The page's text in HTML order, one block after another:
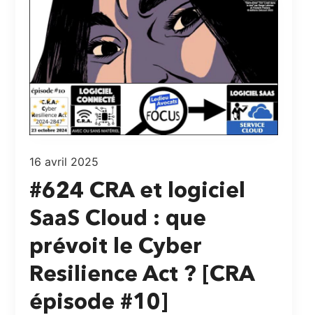
16 avril 2025
#624 CRA et logiciel
SaaS Cloud : que
prévoit le Cyber
Resilience Act ? [CRA
épisode #10]